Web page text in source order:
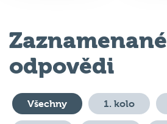
Zaznamenané
odpovědi
Všechny 1. kolo